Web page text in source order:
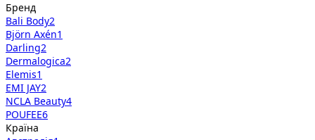
Бренд
Bali Body2
Björn Axén1
Darling2
Dermalogica2
Elemis1
EMI JAY2
NCLA Beauty4
POUFEE6
Країна